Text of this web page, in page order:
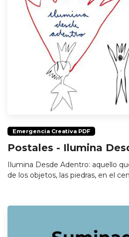
Emergencia Creativa PDF
Postales - Ilumina
Ilumina Desde Adentro: aquello
de los objetos, las piedras, en el